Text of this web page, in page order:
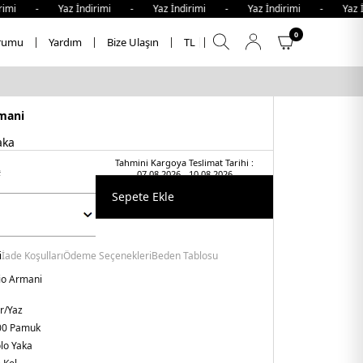
İndirimi - Yaz İndirimi - Yaz İndirimi -
Yardım Bize Ulaşın TL
0
Tahmini Kargoya Teslimat Tarihi :
07.08.2026 - 10.08.2026
Sepete Ekle
İade KoşullarıÖdeme SeçenekleriBeden Tablosu
Armani
Yaz
Pamuk
Yaka